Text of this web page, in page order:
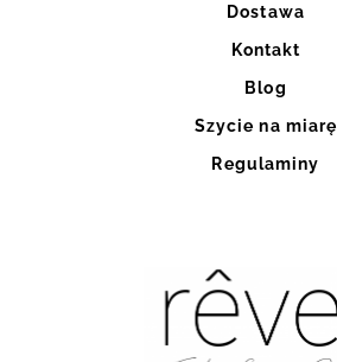
Dostawa
Kontakt
Blog
Szycie na miarę
Regulaminy